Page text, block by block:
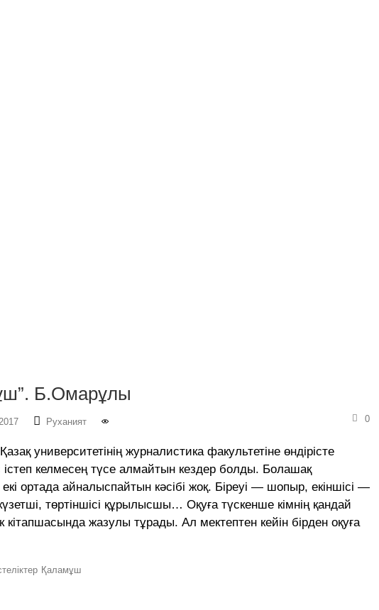
Б.Омарұлы
Руханият 0
университетінің журналистика факультетіне өндірісте
келмесең түсе алмайтын кездер болды. Болашақ
ортада айналыспайтын кәсібі жоқ. Біреуі — шопыр, екіншісі —
төртіншісі құрылысшы… Оқуға түскенше кімнің қандай
кітапшасында жазулы тұрады. Ал мектептен кейін бірден оқуға
Қаламұш